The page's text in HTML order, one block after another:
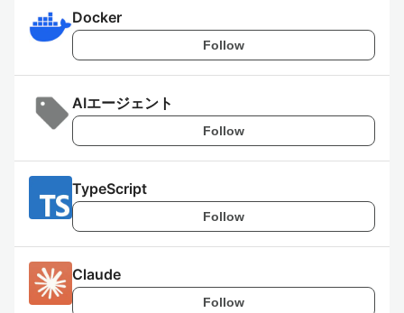
Docker
Follow
AIエージェント
Follow
TypeScript
Follow
Claude
Follow